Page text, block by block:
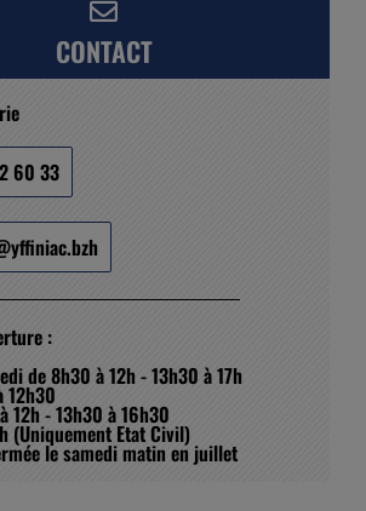
CONTACT
60 33
:
de 8h30 à 12h - 13h30 à 17h
12h30
12h - 13h30 à 16h30
(Uniquement Etat Civil)
le samedi matin en juillet